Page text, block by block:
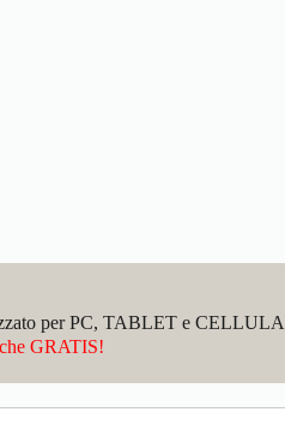
per PC, TABLET e
GRATIS!